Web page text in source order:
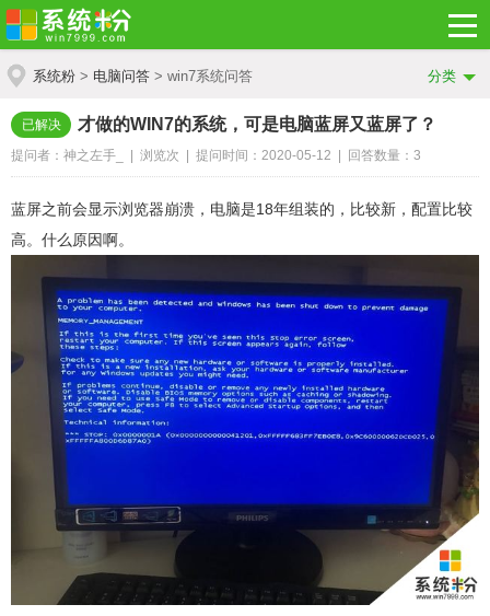
系统粉 > 电脑问答 > win7系统问答 分类
已解决 才做的WIN7的系统，可是电脑蓝屏又蓝屏了？
提问者：神之左手_ | 浏览次 | 提问时间：2020-05-12 | 回答数量：3
蓝屏之前会显示浏览器崩溃，电脑是18年组装的，比较新，配置比较
高。什么原因啊。